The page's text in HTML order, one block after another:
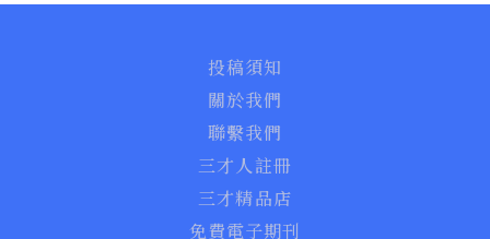
投稿須知
關於我們
聯繫我們
三才人註冊
三才精品店
免費電子期刊